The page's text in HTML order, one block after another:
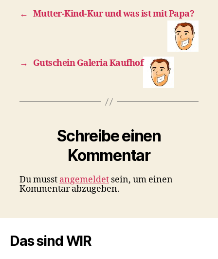
← Mutter-Kind-Kur und was ist mit Papa?
→ Gutschein Galeria Kaufhof
Schreibe einen
Kommentar
Du musst angemeldet sein, um einen
Kommentar abzugeben.
Das sind WIR